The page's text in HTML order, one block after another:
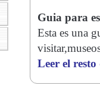
Guia para
Esta es una
Leer el